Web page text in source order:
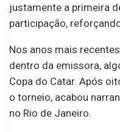
justamente a primeira
participação,
Nos anos mais
dentro da emissora,
Copa do Catar. Após
o torneio, acabou
no Rio de Janeiro.